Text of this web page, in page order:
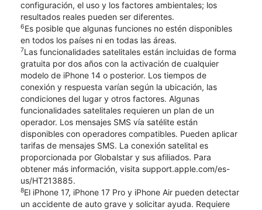
configuración, el uso y los factores ambientales; los
resultados reales pueden ser diferentes.
6Es posible que algunas funciones no estén disponibles
en todos los países ni en todas las áreas.
7Las funcionalidades satelitales están incluidas de forma
gratuita por dos años con la activación de cualquier
modelo de iPhone 14 o posterior. Los tiempos de
conexión y respuesta varían según la ubicación, las
condiciones del lugar y otros factores. Algunas
funcionalidades satelitales requieren un plan de un
operador. Los mensajes SMS vía satélite están
disponibles con operadores compatibles. Pueden aplicar
tarifas de mensajes SMS. La conexión satelital es
proporcionada por Globalstar y sus afiliados. Para
obtener más información, visita support.apple.com/es-
us/HT213885.
8El iPhone 17, iPhone 17 Pro y iPhone Air pueden detectar
un accidente de auto grave y solicitar ayuda. Requiere